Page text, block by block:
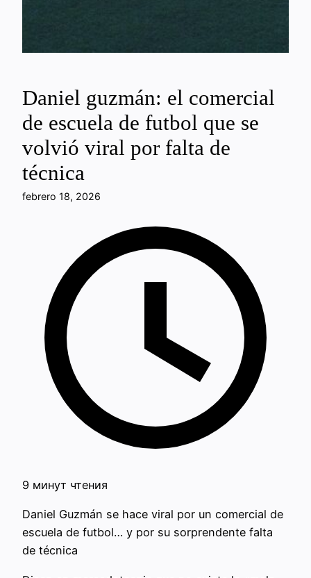
Daniel guzmán: el comercial
de escuela de futbol que se
volvió viral por falta de
técnica
febrero 18, 2026
9 минут чтения
Daniel Guzmán se hace viral por un comercial de
escuela de futbol… y por su sorprendente falta
de técnica